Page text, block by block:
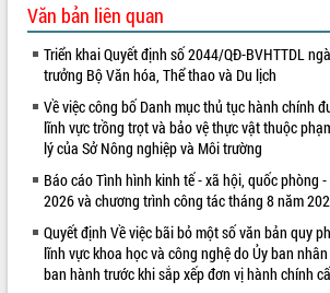
VIDEO
Văn bản liên quan
Triển khai Quyết định số 2044/QĐ-BVHTTDL
trưởng Bộ Văn hóa, Thể thao và Du lịch
Về việc công bố Danh mục thủ tục hành chính
lĩnh vực trồng trọt và bảo vệ thực vật thuộc
lý của Sở Nông nghiệp và Môi trường
Báo cáo Tình hình kinh tế - xã hội, quốc phòng
2026 và chương trình công tác tháng 8 năm
Quyết định Về việc bãi bỏ một số văn bản quy
lĩnh vực khoa học và công nghệ do Ủy ban
ban hành trước khi sắp xếp đơn vị hành chính